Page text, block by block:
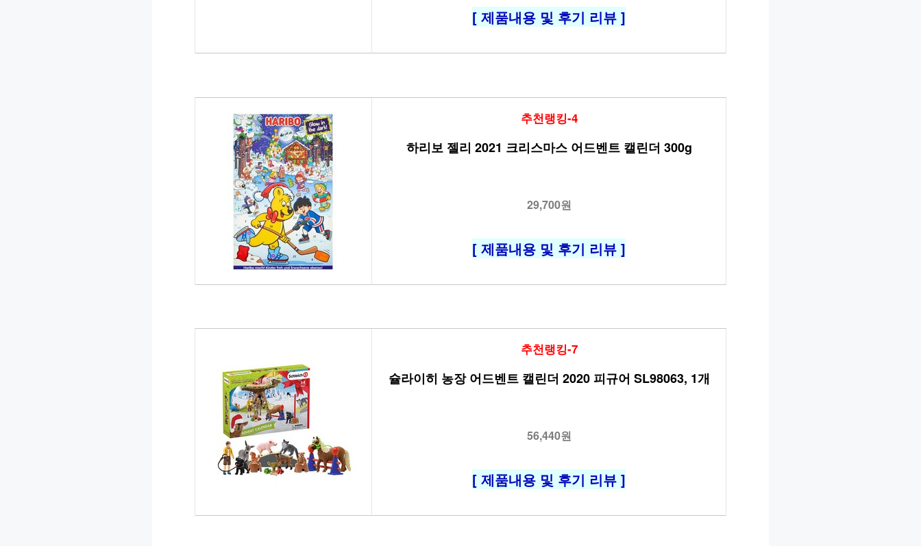
[ 제품내용 및 후기 리뷰 ]
추천랭킹-4
하리보 젤리 2021 크리스마스 어드벤트 캘린더 300g
29,700원
[ 제품내용 및 후기 리뷰 ]
추천랭킹-7
슐라이히 농장 어드벤트 캘린더 2020 피규어 SL98063, 1개
56,440원
[ 제품내용 및 후기 리뷰 ]